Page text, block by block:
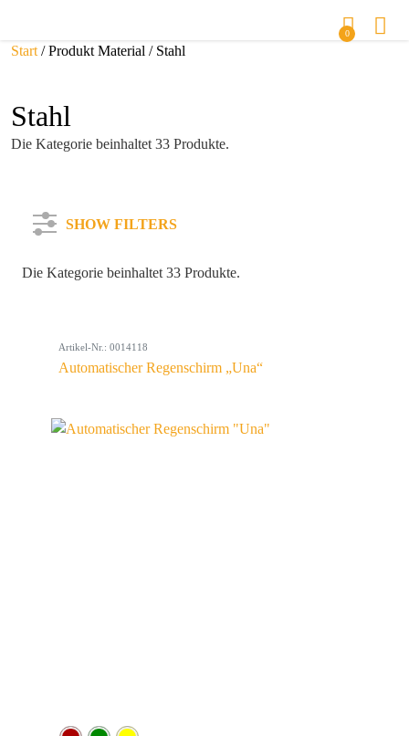
0
Start / Produkt Material / Stahl
Stahl
Die Kategorie beinhaltet 33 Produkte.
SHOW FILTERS
Farbe
Die Kategorie beinhaltet 33 Produkte.
Artikel-Nr.: 0014118
Automatischer Regenschirm „Una“